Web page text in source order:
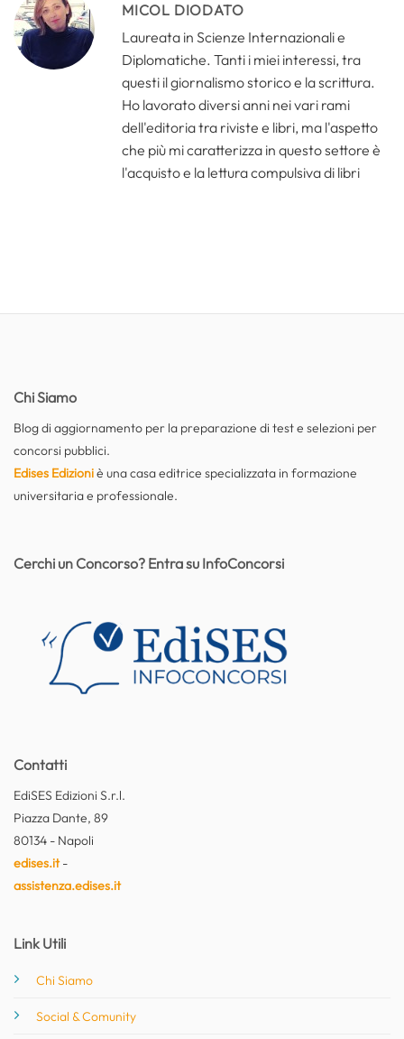
MICOL DIODATO
Laureata in Scienze Internazionali e
Diplomatiche. Tanti i miei interessi, tra
questi il giornalismo storico e la scrittura.
Ho lavorato diversi anni nei vari rami
dell'editoria tra riviste e libri, ma l'aspetto
che più mi caratterizza in questo settore è
l'acquisto e la lettura compulsiva di libri
Chi Siamo
Blog di aggiornamento per la preparazione di test e selezioni per
concorsi pubblici.
Edises Edizioniè una casa editrice specializzata in formazione
universitaria e professionale.
Contatti
EdiSES Edizioni S.r.l.
Piazza Dante, 89
80134 - Napoli
edises.it-
assistenza.edises.it
Link Utili
Chi Siamo
Social & Comunity
Cerchi un Concorso? Entra su InfoConcorsi